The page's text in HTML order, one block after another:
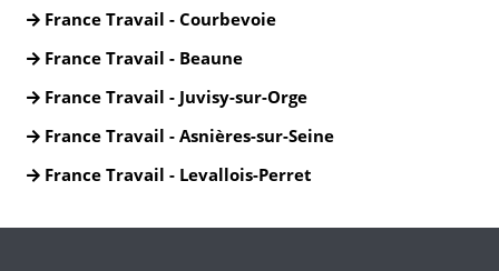
France Travail - Courbevoie
France Travail - Beaune
France Travail - Juvisy-sur-Orge
France Travail - Asnières-sur-Seine
France Travail - Levallois-Perret